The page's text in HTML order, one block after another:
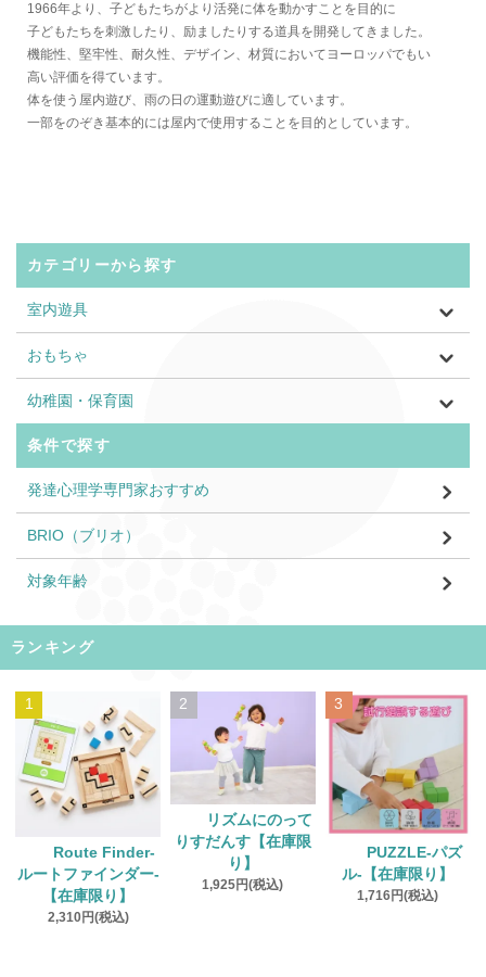
1966年より、子どもたちがより活発に体を動かすことを目的に
子どもたちを刺激したり、励ましたりする道具を開発してきました。
機能性、堅牢性、耐久性、デザイン、材質においてヨーロッパでもい
高い評価を得ています。
体を使う屋内遊び、雨の日の運動遊びに適しています。
一部をのぞき基本的には屋内で使用することを目的としています。
カテゴリーから探す
室内遊具
おもちゃ
幼稚園・保育園
条件で探す
発達心理学専門家おすすめ
BRIO（ブリオ）
対象年齢
ランキング
1
Route Finder‐
ルートファインダー‐
【在庫限り】
2,310円(税込)
2
リズムにのって
りすだんす【在庫限
り】
1,925円(税込)
3
PUZZLE‐パズ
ル‐【在庫限り】
1,716円(税込)